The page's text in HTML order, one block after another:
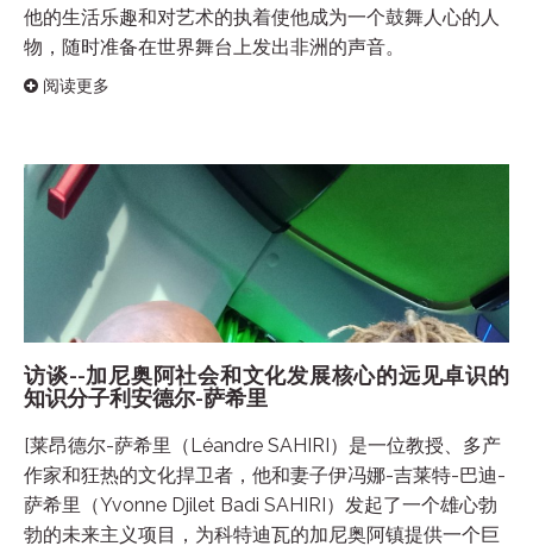
他的生活乐趣和对艺术的执着使他成为一个鼓舞人心的人
物，随时准备在世界舞台上发出非洲的声音。
阅读更多
访谈--加尼奥阿社会和文化发展核心的远见卓识的
知识分子利安德尔-萨希里
[莱昂德尔-萨希里（Léandre SAHIRI）是一位教授、多产
作家和狂热的文化捍卫者，他和妻子伊冯娜-吉莱特-巴迪-
萨希里（Yvonne Djilet Badi SAHIRI）发起了一个雄心勃
勃的未来主义项目，为科特迪瓦的加尼奥阿镇提供一个巨